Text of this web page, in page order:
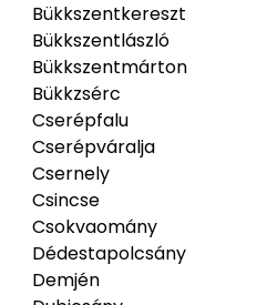
Bükkszentkereszt
Bükkszentlászló
Bükkszentmárton
Bükkzsérc
Cserépfalu
Cserépváralja
Csernely
Csincse
Csokvaomány
Dédestapolcsány
Demjén